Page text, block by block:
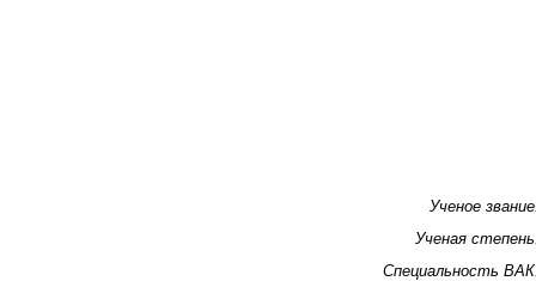
Ученое
Ученая
Специальность